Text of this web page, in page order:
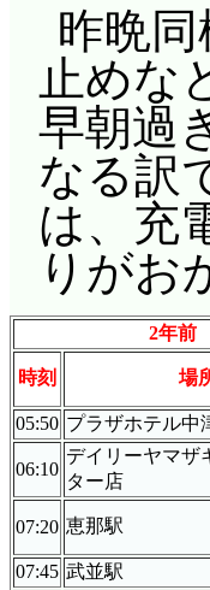
昨晩
止めな
早朝過
なる訳
は、充
りがお
2年前
時刻 場
05:50 プラザホテル中
06:10
デイリーヤマザ
ター店
07:20 恵那駅
07:45 武並駅